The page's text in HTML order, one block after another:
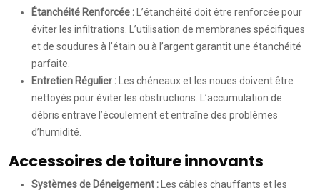
Étanchéité Renforcée :
L’étanchéité doit être renforcée pour
éviter les infiltrations. L’utilisation de membranes spécifiques
et de soudures à l’étain ou à l’argent garantit une étanchéité
parfaite.
Entretien Régulier :
Les chéneaux et les noues doivent être
nettoyés pour éviter les obstructions. L’accumulation de
débris entrave l’écoulement et entraîne des problèmes
d’humidité.
Accessoires de toiture innovants
Systèmes de Déneigement :
Les câbles chauffants et les